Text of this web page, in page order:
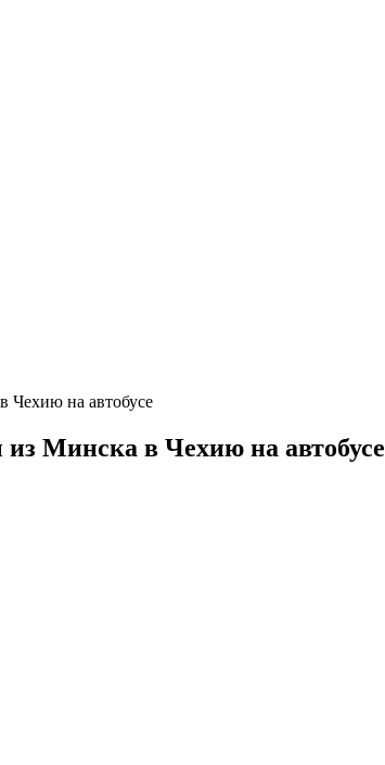
Минска в Чехию на автобусе